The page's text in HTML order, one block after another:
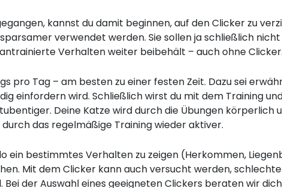
kannst du damit beginnen, auf den Clicker zu
verwendet werden. Sie sollen ja schließlich
Verhalten weiter beibehält – auch ohne Clicker.
pro Tag – am besten zu einer festen Zeit. Dazu sei
einfordern wird. Schließlich wirst du mit dem Training
Deine Katze wird durch die Übungen körperlich
das regelmäßige Training wieder aktiver.
ein bestimmtes Verhalten zu zeigen (Herkommen,
Mit dem Clicker kann auch versucht werden,
der Auswahl eines geeigneten Clickers beraten wir